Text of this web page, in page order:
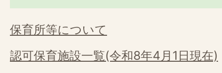
保育所等について
認可保育施設一覧(令和8年4月1日現在)